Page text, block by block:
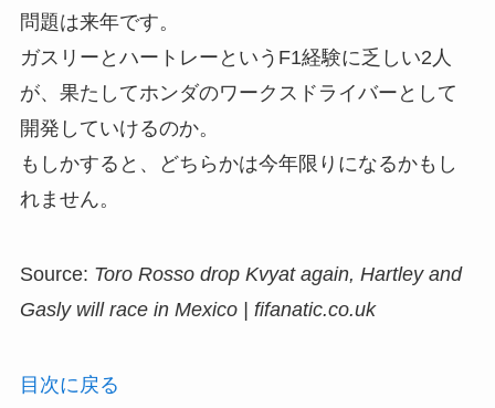
問題は来年です。
ガスリーとハートレーというF1経験に乏しい2人
が、果たしてホンダのワークスドライバーとして
開発していけるのか。
もしかすると、どちらかは今年限りになるかもし
れません。
Source: Toro Rosso drop Kvyat again, Hartley and
Gasly will race in Mexico | fifanatic.co.uk
目次に戻る